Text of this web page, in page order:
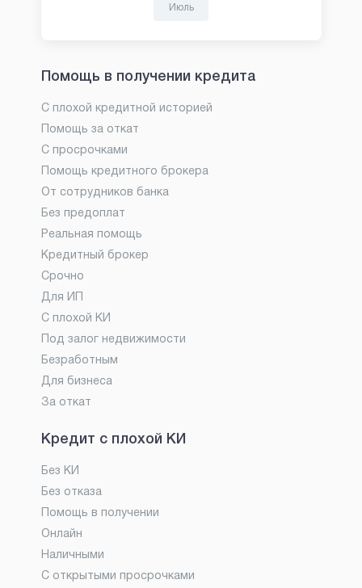
Июль
Помощь в получении кредита
С плохой кредитной историей
Помощь за откат
С просрочками
Помощь кредитного брокера
От сотрудников банка
Без предоплат
Реальная помощь
Кредитный брокер
Срочно
Для ИП
С плохой КИ
Под залог недвижимости
Безработным
Для бизнеса
За откат
Кредит с плохой КИ
Без КИ
Без отказа
Помощь в получении
Онлайн
Наличными
С открытыми просрочками